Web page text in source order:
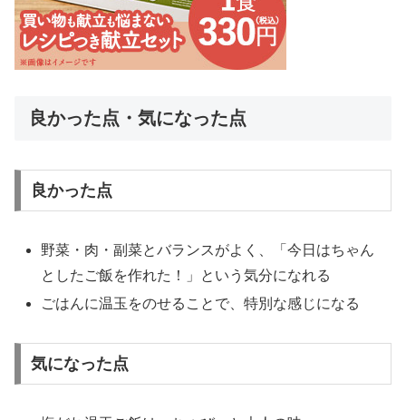
良かった点・気になった点
良かった点
野菜・肉・副菜とバランスがよく、「今日はちゃん
としたご飯を作れた！」という気分になれる
ごはんに温玉をのせることで、特別な感じになる
気になった点